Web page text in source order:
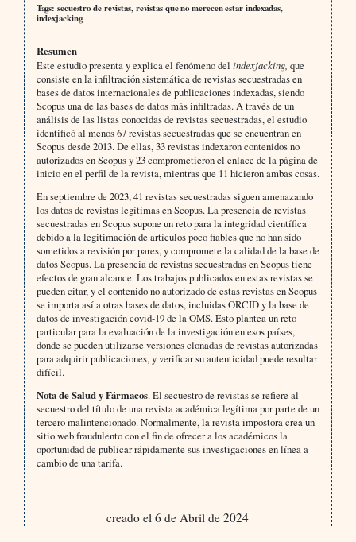
Tags: secuestro de revistas, revistas que no merecen estar indexadas,
indexjacking
Resumen
Este estudio presenta y explica el fenómeno del indexjacking, que
consiste en la infiltración sistemática de revistas secuestradas en
bases de datos internacionales de publicaciones indexadas, siendo
Scopus una de las bases de datos más infiltradas. A través de un
análisis de las listas conocidas de revistas secuestradas, el estudio
identificó al menos 67 revistas secuestradas que se encuentran en
Scopus desde 2013. De ellas, 33 revistas indexaron contenidos no
autorizados en Scopus y 23 comprometieron el enlace de la página de
inicio en el perfil de la revista, mientras que 11 hicieron ambas cosas.
En septiembre de 2023, 41 revistas secuestradas siguen amenazando
los datos de revistas legítimas en Scopus. La presencia de revistas
secuestradas en Scopus supone un reto para la integridad científica
debido a la legitimación de artículos poco fiables que no han sido
sometidos a revisión por pares, y compromete la calidad de la base de
datos Scopus. La presencia de revistas secuestradas en Scopus tiene
efectos de gran alcance. Los trabajos publicados en estas revistas se
pueden citar, y el contenido no autorizado de estas revistas en Scopus
se importa así a otras bases de datos, incluidas ORCID y la base de
datos de investigación covid-19 de la OMS. Esto plantea un reto
particular para la evaluación de la investigación en esos países,
donde se pueden utilizarse versiones clonadas de revistas autorizadas
para adquirir publicaciones, y verificar su autenticidad puede resultar
difícil.
Nota de Salud y Fármacos. El secuestro de revistas se refiere al
secuestro del título de una revista académica legítima por parte de un
tercero malintencionado. Normalmente, la revista impostora crea un
sitio web fraudulento con el fin de ofrecer a los académicos la
oportunidad de publicar rápidamente sus investigaciones en línea a
cambio de una tarifa.
creado el 6 de Abril de 2024